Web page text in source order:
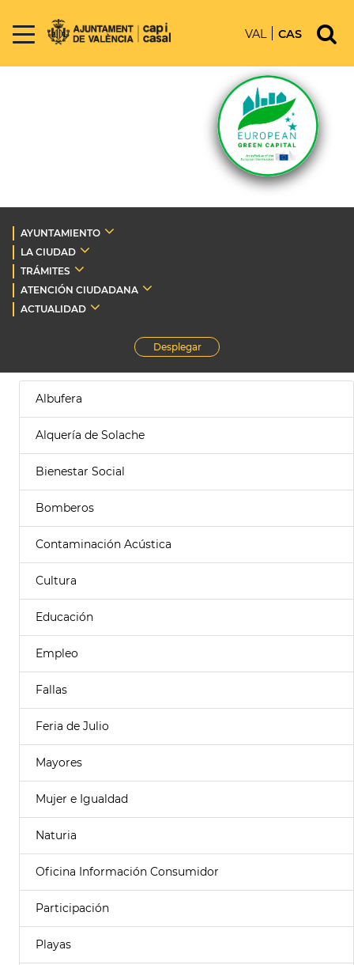
VAL CAS
AYUNTAMIENTO
LA CIUDAD
TRÁMITES
ATENCIÓN CIUDADANA
ACTUALIDAD
Desplegar
Albufera
Alquería de Solache
Bienestar Social
Bomberos
Contaminación Acústica
Cultura
Educación
Empleo
Fallas
Feria de Julio
Mayores
Mujer e Igualdad
Naturia
Oficina Información Consumidor
Participación
Playas